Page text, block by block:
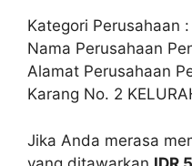
Kategori Perusahaan :
Nama Perusahaan
Alamat Perusahaan
Karang No. 2
Jika Anda merasa